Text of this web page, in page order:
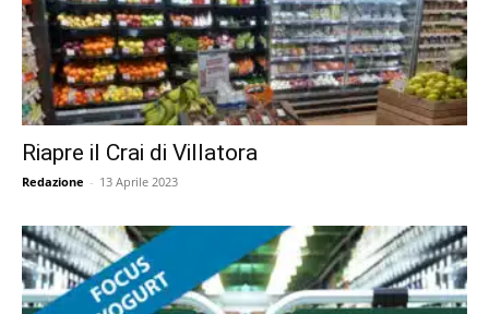
Riapre il Crai di Villatora
Redazione - 13 Aprile 2023